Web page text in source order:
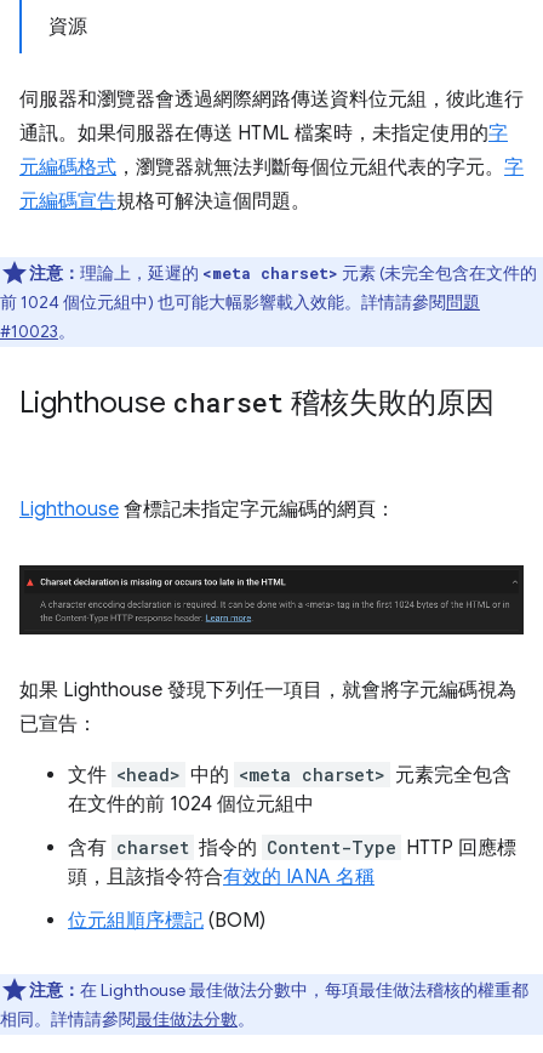
資源
伺服器和瀏覽器會透過網際網路傳送資料位元組，彼此進行
通訊。如果伺服器在傳送 HTML 檔案時，未指定使用的字
元編碼格式 ，瀏覽器就無法判斷每個位元組代表的字元。 字
元編碼宣告規格可解決這個問題。
注意： 理論上，延遲的 <meta charset> 元素 (未完全包含在文件的
前 1024 個位元組中) 也可能大幅影響載入效能。詳情請參閱問題
#10023。
Lighthouse charset 稽核失敗的原因
Lighthouse 會標記未指定字元編碼的網頁：
如果 Lighthouse 發現下列任一項目，就會將字元編碼視為
已宣告：
文件 <head> 中的 <meta charset> 元素完全包含
在文件的前 1024 個位元組中
含有 charset 指令的 Content-Type HTTP 回應標
頭，且該指令符合有效的 IANA 名稱
位元組順序標記 (BOM)
注意： 在 Lighthouse 最佳做法分數中，每項最佳做法稽核的權重都
相同。詳情請參閱最佳做法分數。